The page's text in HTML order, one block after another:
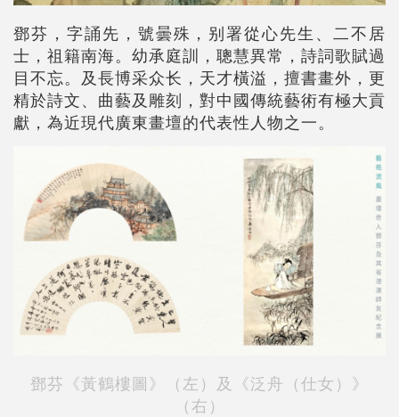
鄧芬，字誦先，號曇殊，别署從心先生、二不居
士，祖籍南海。幼承庭訓，聰慧異常，詩詞歌賦過
目不忘。及長博采众长，天才橫溢，擅書畫外，更
精於詩文、曲藝及雕刻，對中國傳統藝術有極大貢
獻，為近現代廣東畫壇的代表性人物之一。
鄧芬《黃鶴樓圖》（左）及《泛舟（仕女）》
（右）